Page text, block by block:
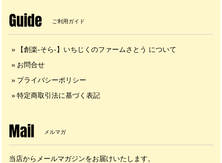
Guide ご利用ガイド
【創楽-そら-】いちじくのファームさとう について
お問合せ
プライバシーポリシー
特定商取引法に基づく表記
Mail メルマガ
当店からメールマガジンをお届けいたします。